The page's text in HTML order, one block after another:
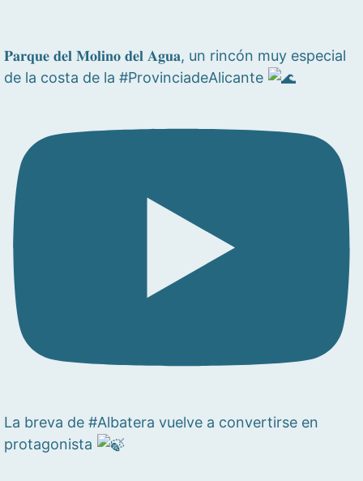
𝐏𝐚𝐫𝐪𝐮𝐞 𝐝𝐞𝐥 𝐌𝐨𝐥𝐢𝐧𝐨 𝐝𝐞𝐥 𝐀𝐠𝐮𝐚, un rincón muy especial
de la costa de la #ProvinciadeAlicante
La breva de #Albatera vuelve a convertirse en
protagonista